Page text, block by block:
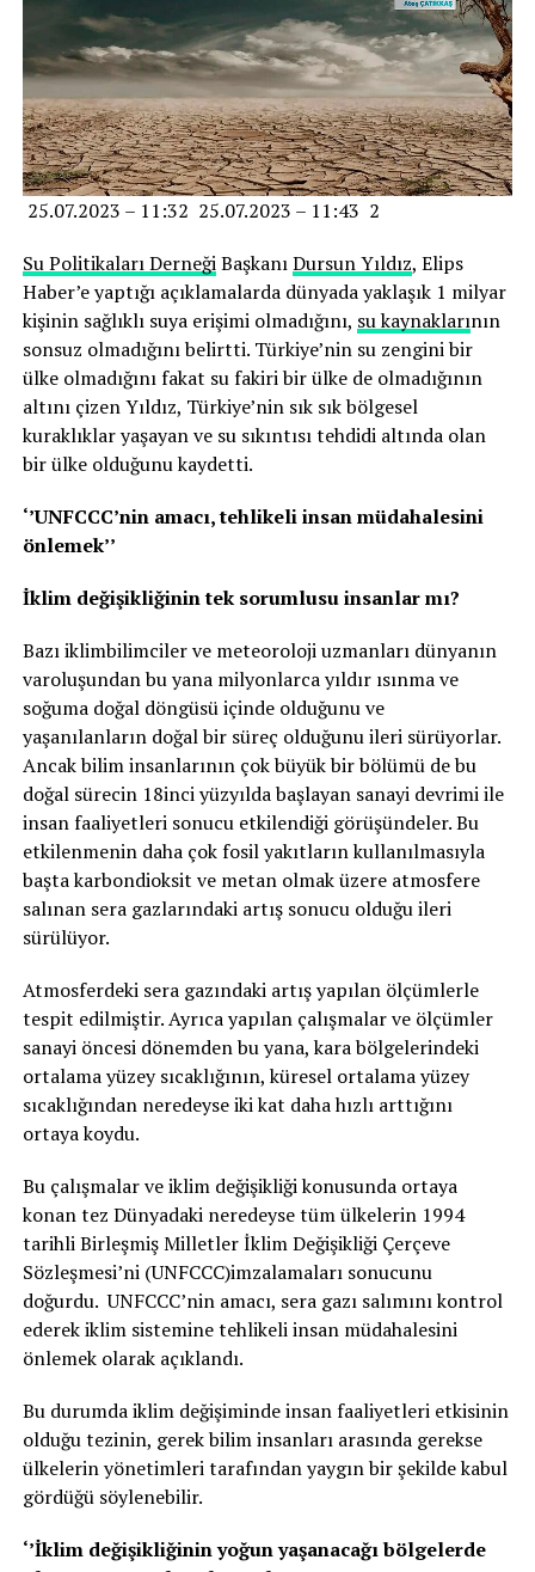
25.07.2023 – 11:32 25.07.2023 – 11:43 2
Su Politikaları DerneğiBaşkanıDursun Yıldız, Elips
Haber’e yaptığı açıklamalarda dünyada yaklaşık 1 milyar
kişinin sağlıklı suya erişimi olmadığını, su kaynaklarının
sonsuz olmadığını belirtti. Türkiye’nin su zengini bir
ülke olmadığını fakat su fakiri bir ülke de olmadığının
altını çizen Yıldız, Türkiye’nin sık sık bölgesel
kuraklıklar yaşayan ve su sıkıntısı tehdidi altında olan
bir ülke olduğunu kaydetti.
‘’UNFCCC’nin amacı, tehlikeli insan müdahalesini
önlemek’’
İklim değişikliğinin tek sorumlusu insanlar mı?
Bazı iklimbilimciler ve meteoroloji uzmanları dünyanın
varoluşundan bu yana milyonlarca yıldır ısınma ve
soğuma doğal döngüsü içinde olduğunu ve
yaşanılanların doğal bir süreç olduğunu ileri sürüyorlar.
Ancak bilim insanlarının çok büyük bir bölümü de bu
doğal sürecin 18inci yüzyılda başlayan sanayi devrimi ile
insan faaliyetleri sonucu etkilendiği görüşündeler. Bu
etkilenmenin daha çok fosil yakıtların kullanılmasıyla
başta karbondioksit ve metan olmak üzere atmosfere
salınan sera gazlarındaki artış sonucu olduğu ileri
sürülüyor.
Atmosferdeki sera gazındaki artış yapılan ölçümlerle
tespit edilmiştir. Ayrıca yapılan çalışmalar ve ölçümler
sanayi öncesi dönemden bu yana, kara bölgelerindeki
ortalama yüzey sıcaklığının, küresel ortalama yüzey
sıcaklığından neredeyse iki kat daha hızlı arttığını
ortaya koydu.
Bu çalışmalar ve iklim değişikliği konusunda ortaya
konan tez Dünyadaki neredeyse tüm ülkelerin 1994
tarihli Birleşmiş Milletler İklim Değişikliği Çerçeve
Sözleşmesi’ni (UNFCCC)imzalamaları sonucunu
doğurdu. UNFCCC’nin amacı, sera gazı salımını kontrol
ederek iklim sistemine tehlikeli insan müdahalesini
önlemek olarak açıklandı.
Bu durumda iklim değişiminde insan faaliyetleri etkisinin
olduğu tezinin, gerek bilim insanları arasında gerekse
ülkelerin yönetimleri tarafından yaygın bir şekilde kabul
gördüğü söylenebilir.
‘’İklim değişikliğinin yoğun yaşanacağı bölgelerde